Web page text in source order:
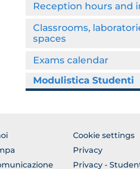
Reception hours and
Classrooms,
spaces
Exams calendar
Modulistica Studenti
BROWSE
THE
SECTION
Cookie settings
Privacy
Privacy -